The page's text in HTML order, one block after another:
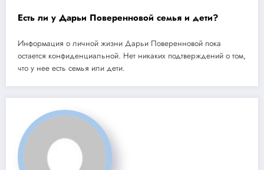
Есть ли у Дарьи Поверенновой семья и дети?
Информация о личной жизни Дарьи Поверенновой пока
остается конфиденциальной. Нет никаких подтверждений о том,
что у нее есть семья или дети.